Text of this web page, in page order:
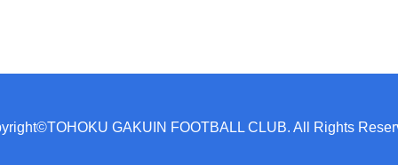
GAKUIN FOOTBALL CLUB. All Rights